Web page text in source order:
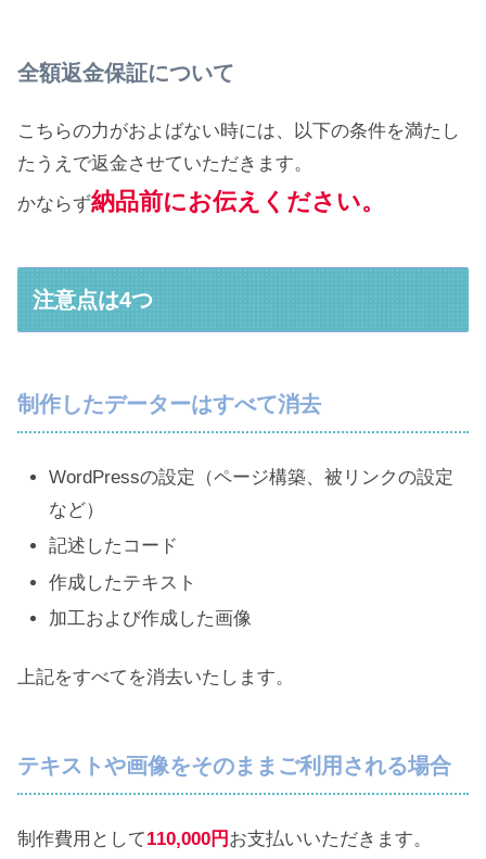
全額返金保証について
こちらの力がおよばない時には、以下の条件を満たし
たうえで返金させていただきます。
かならず納品前にお伝えください。
注意点は4つ
制作したデーターはすべて消去
WordPressの設定（ページ構築、被リンクの設定
など）
記述したコード
作成したテキスト
加工および作成した画像
上記をすべてを消去いたします。
テキストや画像をそのままご利用される場合
制作費用として110,000円 お支払いいただきます。